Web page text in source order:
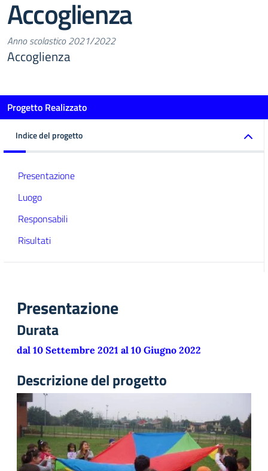
Accoglienza
Anno scolastico 2021/2022
Accoglienza
Progetto Realizzato
Indice del progetto
Presentazione
Luogo
Responsabili
Risultati
Presentazione
Durata
dal 10 Settembre 2021 al 10 Giugno 2022
Descrizione del progetto